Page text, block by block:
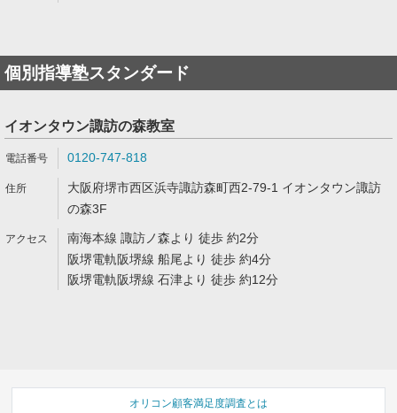
個別指導塾スタンダード
イオンタウン諏訪の森教室
0120-747-818
大阪府堺市西区浜寺諏訪森町西2-79-1 イオンタウン諏訪
の森3F
南海本線 諏訪ノ森より 徒歩 約2分
阪堺電軌阪堺線 船尾より 徒歩 約4分
阪堺電軌阪堺線 石津より 徒歩 約12分
オリコン顧客満足度調査とは